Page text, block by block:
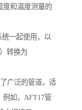
度和温度测量的
统一起使用，以
转换为
广泛的管道，适
例如，AFT17管